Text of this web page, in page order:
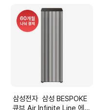
삼성전자 삼성 BESPOKE
큐브 Air Infinite Line 에센